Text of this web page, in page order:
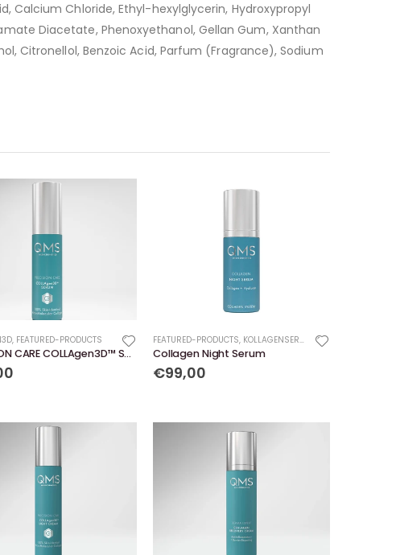
Calcium Chloride, Ethyl-hexylglycerin, Hydroxypropyl
Diacetate, Phenoxyethanol, Gellan Gum, Xanthan
Citronellol, Benzoic Acid, Parfum (Fragrance), Sodium
, FEATURED-PRODUCTS
PRECISION CARE COLLAgen3D™ Serum
FEATURED-PRODUCTS, KOLLAGENSEREN
Collagen Night Serum
€99,00